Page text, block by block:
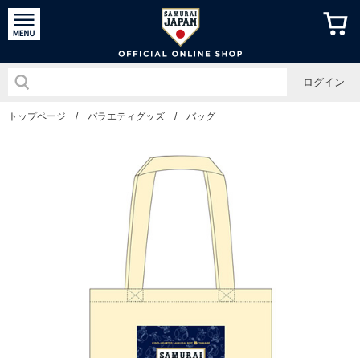
侍ジャパ
ログイン
トップページ / バラエティグッズ / バッグ